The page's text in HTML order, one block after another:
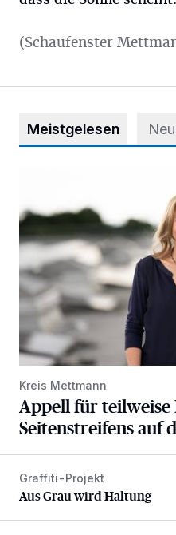
(Schaufenster
Meistgelesen
Kreis Mettmann
Appell für teilweise
Seitenstreifens auf
Aus Grau wird Haltung
Graffiti-Projekt
Aus Grau wird Haltung